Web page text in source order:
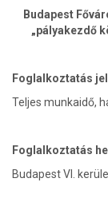
Budapest
„pályakezdő
Foglalkoztatás
Teljes munkaidő,
Foglalkoztatás
Budapest VI.